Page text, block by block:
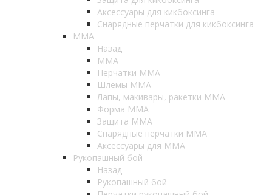
Аксессуары для кикбоксинга
Снарядные перчатки для кикбоксинга
ММА
Назад
ММА
Перчатки ММА
Шлемы ММА
Лапы, макивары, ракетки ММА
Форма ММА
Защита ММА
Снарядные перчатки ММА
Аксессуары для ММА
Рукопашный бой
Назад
Рукопашный бой